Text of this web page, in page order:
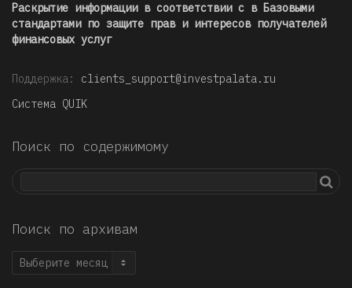
Раскрытие информации в соответствии с в Базовыми
стандартами по защите прав и интересов получателей
финансовых услуг
Поддержка: clients_support@investpalata.ru
Система QUIK
Поиск по содержимому
Поиск по архивам
Поиск